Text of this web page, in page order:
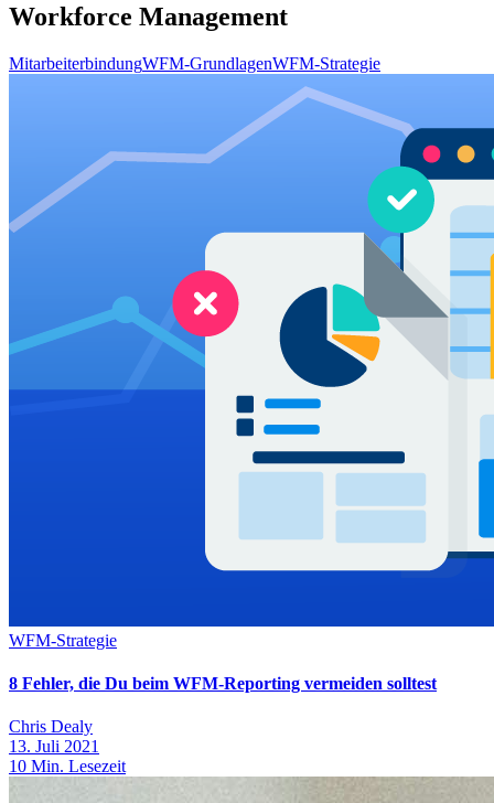
Workforce Management
MitarbeiterbindungWFM-GrundlagenWFM-Strategie
WFM-Strategie
8 Fehler, die Du beim WFM-Reporting vermeiden solltest
Chris Dealy
13. Juli 2021
10 Min. Lesezeit